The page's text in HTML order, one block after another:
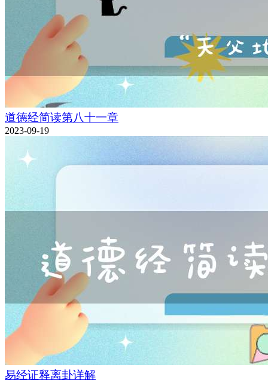
道德经简读第八十一章
2023-09-19
易经证释离卦详解